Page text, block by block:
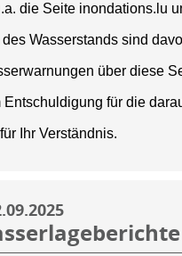
die Seite inondations.lu
Wasserstands sind
über diese
Entschuldigung für die
Ihr Verständnis.